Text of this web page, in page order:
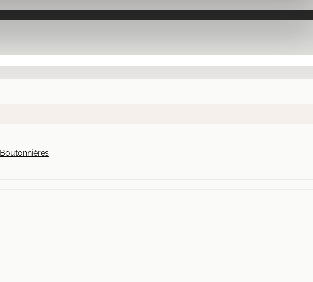
Boutonnières